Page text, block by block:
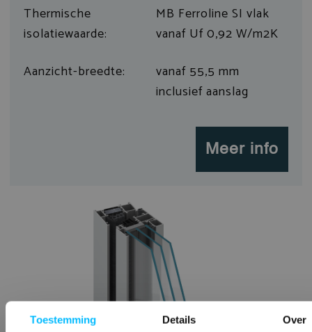
Toestemming Details Over
Thermische
isolatiewaarde:
MB Ferroline SI vlak
vanaf Uf 0,92 W/m2K
Aanzicht-breedte:
vanaf 55,5 mm
inclusief aanslag
Meer info